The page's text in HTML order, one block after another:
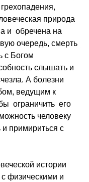
природа
и  обречена на
очередь, смерть
с Богом
слышать и
А болезни
ведущим к
ограничить  его
человеку
и примириться с
истории
физическими и